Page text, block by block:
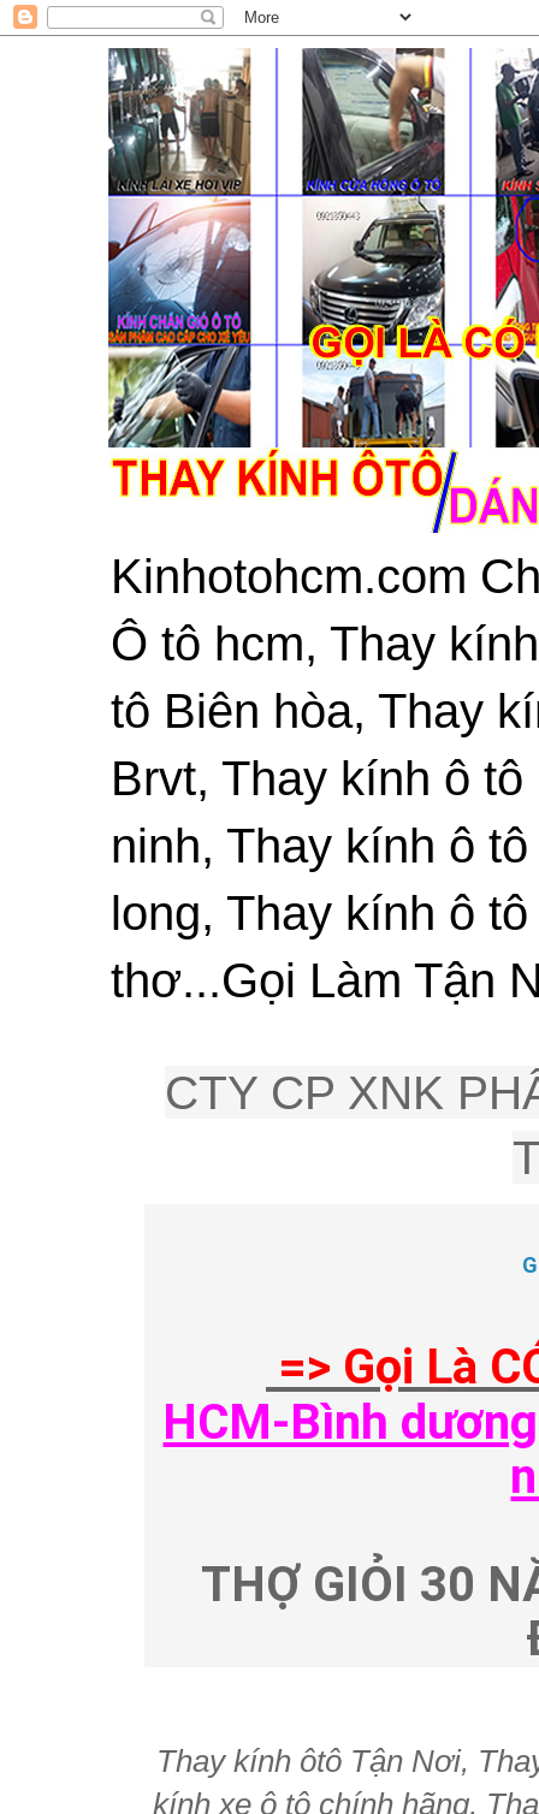
Kinhotohcm.com
Ô tô hcm, Thay
tô Biên hòa, Thay
Brvt, Thay kính ô
ninh, Thay kính ô
long, Thay kính ô
thơ...Gọi Làm Tận
CTY CP XNK
=> Gọi Là
HCM-Bình
THỢ GIỎI 30
Thay kính ôtô Tận Nơi,
kính xe ô tô chính hãng,